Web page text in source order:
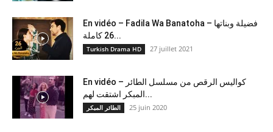
En vidéo – Fadila Wa Banatoha – فضيلة وبناتها
26 كاملة...
Turkish Drama HD 27 juillet 2021
En vidéo – كواليس الرقص من مسلسل الطائر
المبكر اشتقت لهم...
الطائر المبكر 25 juin 2020